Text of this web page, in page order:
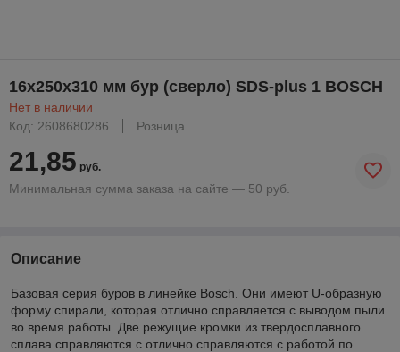
16х250х310 мм бур (сверло) SDS-plus 1 BOSCH
Нет в наличии
Код: 2608680286
Розница
21,85 руб.
Минимальная сумма заказа на сайте — 50 руб.
Описание
Базовая серия буров в линейке Bosch. Они имеют U-образную
форму спирали, которая отлично справляется с выводом пыли
во время работы. Две режущие кромки из твердосплавного
сплава справляются с отлично справляются с работой по